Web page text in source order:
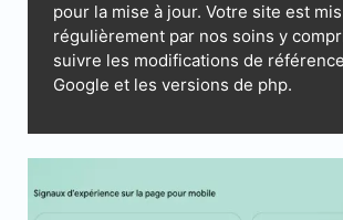
pour la mise à jour. Votre site est
régulièrement par nos soins y
suivre les modifications de
Google et les versions de php.